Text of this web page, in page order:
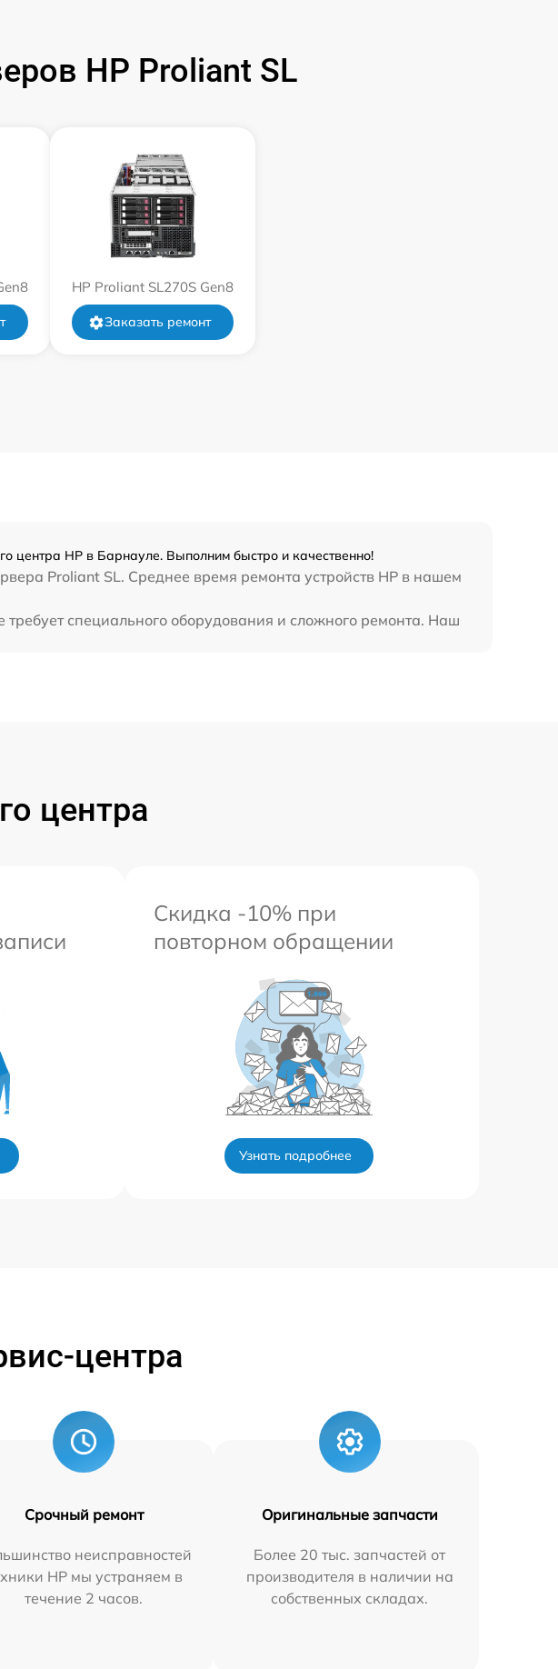
HP Proliant SL
HP Proliant SL270S Gen8
Заказать ремонт
центра HP в Барнауле. Выполним быстро и качественно!
Proliant SL. Среднее время ремонта устройств HP в нашем
специального оборудования и сложного ремонта. Наш
центра
Скидка -10% при
повторном обращении
Узнать подробнее
центра
Срочный ремонт
неисправностей
HP мы устраняем в
течение 2 часов.
Оригинальные запчасти
Более 20 тыс. запчастей от
производителя в наличии на
собственных складах.